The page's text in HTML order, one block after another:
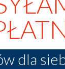
dla